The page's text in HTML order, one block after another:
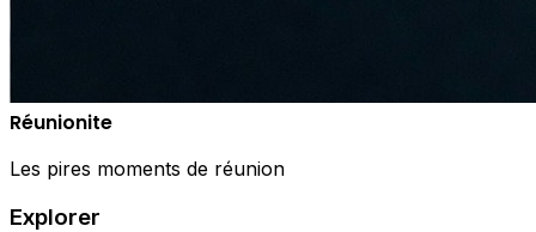
Réunionite
Les pires moments de réunion
Explorer